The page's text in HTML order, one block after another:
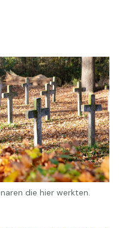
die hier werkten.